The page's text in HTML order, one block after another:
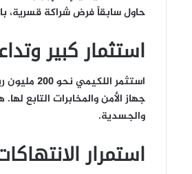
حاول سابقاً فرض شراكة قسرية،
استثمار كبير
استثمر
جهاز الأمن والمخابرات التابع
والجسدية.
استمرار